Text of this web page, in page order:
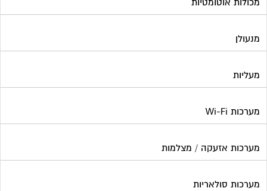
מנעולן
מעליות
מערכות Wi-Fi
מערכות אזעקה / מצלמות
מערכות סולאריות